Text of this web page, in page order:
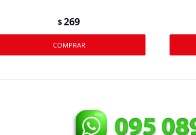
$269